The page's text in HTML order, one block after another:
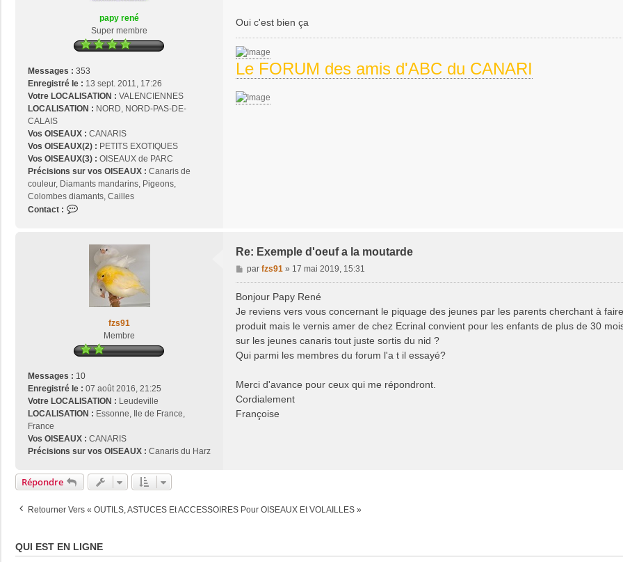
p
r
e
n
é
papy rené
Super membre
Messages : 353
Enregistré le : 13 sept. 2011, 17:26
Votre LOCALISATION : VALENCIENNES
LOCALISATION : NORD, NORD-PAS-DE-
CALAIS
Vos OISEAUX : CANARIS
Vos OISEAUX(2) : PETITS EXOTIQUES
Vos OISEAUX(3) : OISEAUX de PARC
Précisions sur vos OISEAUX : Canaris de
couleur, Diamants mandarins, Pigeons,
Colombes diamants, Cailles
Contact :
p
y
r
n
é
g
e
Oui c'est bien ça
Le FORUM des amis d'ABC du CANARI
fzs91
Membre
Messages : 10
Enregistré le : 07 août 2016, 21:25
Votre LOCALISATION : Leudeville
LOCALISATION : Essonne, Ile de France,
France
Vos OISEAUX : CANARIS
Précisions sur vos OISEAUX : Canaris du Harz
Re: Exemple d'oeuf a la moutarde
M
e
a
g
e
par fzs91 » 17 mai 2019, 15:31
Bonjour Papy René
Je reviens vers vous concernant le piquage des jeunes par les parents cherchant à
produit mais le vernis amer de chez Ecrinal convient pour les enfants de plus de 30
sur les jeunes canaris tout juste sortis du nid ?
Qui parmi les membres du forum l'a t il essayé?
Merci d'avance pour ceux qui me répondront.
Cordialement
Françoise
Répondre
Retourner Vers « OUTILS, ASTUCES Et ACCESSOIRES Pour OISEAUX Et VOLAILLES »
QUI EST EN LIGNE